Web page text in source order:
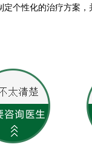
定个性化的治疗方案